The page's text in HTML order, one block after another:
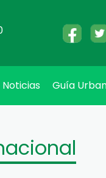
Noticias Guía